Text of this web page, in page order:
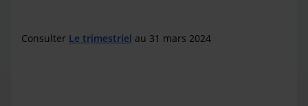
Consulter Le trimestriel au 31 mars 2024